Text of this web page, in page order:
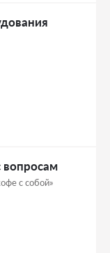
вопросам
с собой»